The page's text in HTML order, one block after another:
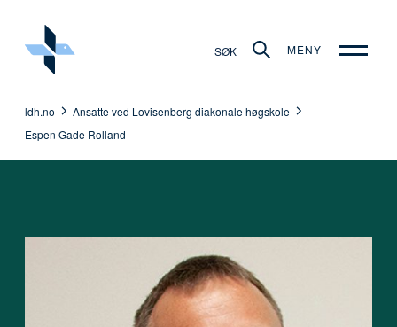
SØK MENY
ldh.no
Ansatte ved Lovisenberg diakonale høgskole
Espen Gade Rolland